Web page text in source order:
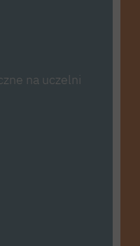
na uczelni